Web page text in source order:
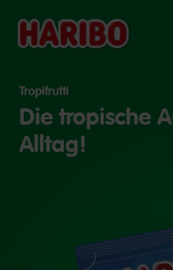
Tropifrutti
Die tropische
Alltag!